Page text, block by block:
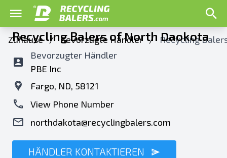
Zuhause / Bevorzugte Händler / Recycling
Recycling Balers of North Daokota
Bevorzugter Händler
PBE Inc
Fargo, ND, 58121
View Phone Number
northdakota@recyclingbalers.com
HÄNDLER KONTAKTIEREN